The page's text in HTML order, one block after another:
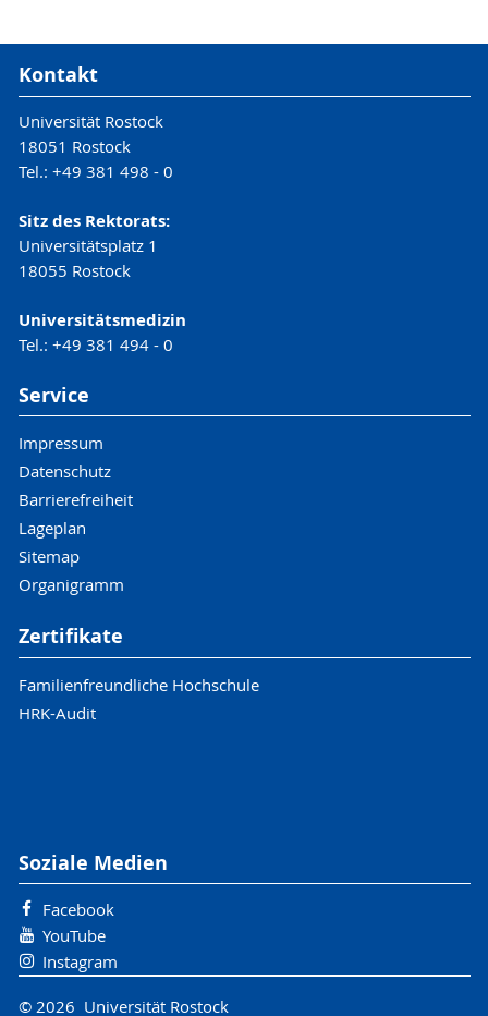
Kontakt
Universität Rostock
18051 Rostock
Tel.: +49 381 498 - 0
Sitz des Rektorats:
Universitätsplatz 1
18055 Rostock
Universitätsmedizin
Tel.: +49 381 494 - 0
Service
Impressum
Datenschutz
Barrierefreiheit
Lageplan
Sitemap
Organigramm
Zertifikate
Familienfreundliche Hochschule
HRK-Audit
Soziale Medien
Facebook
YouTube
Instagram
© 2026 Universität Rostock